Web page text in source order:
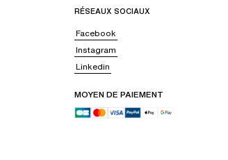
RÉSEAUX SOCIAUX
Facebook
Instagram
Linkedin
MOYEN DE PAIEMENT